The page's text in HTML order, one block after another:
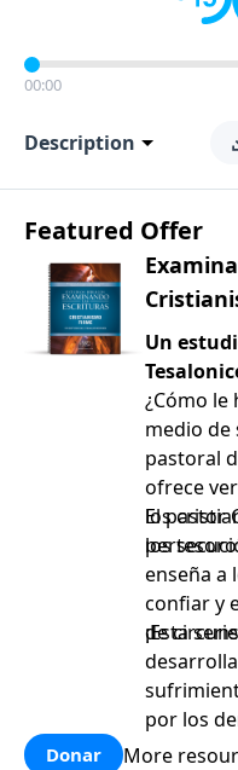
00:00
Description
Featured Offer
Un
¿Cómo le
medio de
pastoral
ofrece
los
El pastor
los
enseña a
confiar y
de
¡Esta
por los
Donar More